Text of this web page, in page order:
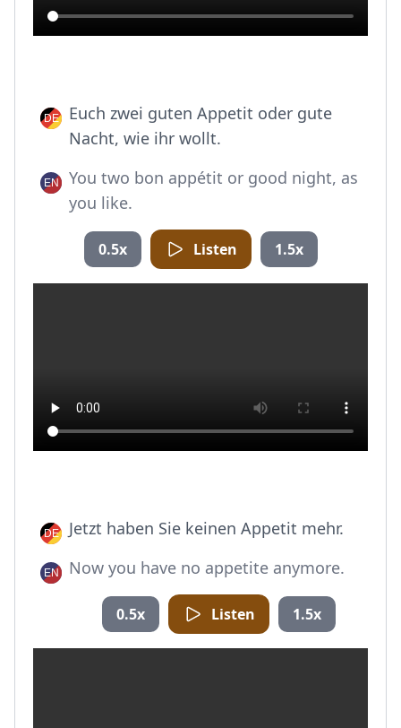
Euch zwei guten Appetit oder gute
Nacht, wie ihr wollt.
You two bon appétit or good night, as
you like.
0.5x Listen 1.5x
Jetzt haben Sie keinen Appetit mehr.
Now you have no appetite anymore.
0.5x Listen 1.5x